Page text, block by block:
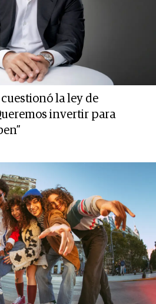
la ley de
invertir para